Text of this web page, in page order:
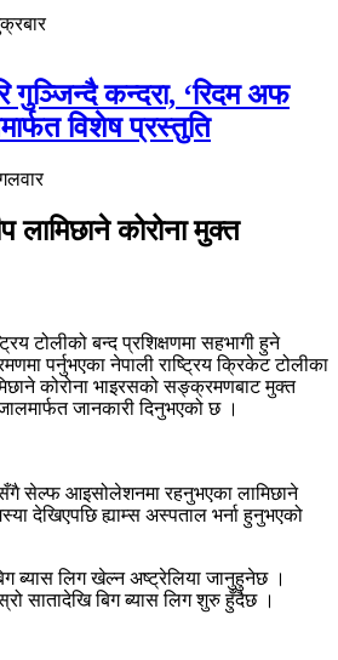
गुञ्जिन्दै कन्दरा, ‘रिदम अफ
विशेष प्रस्तुति
लामिछाने कोरोना मुक्त
टोलीको बन्द प्रशिक्षणमा सहभागी हुने
पर्नुभएका नेपाली राष्ट्रिय क्रिकेट टोलीका
कोरोना भाइरसको सङ्क्रमणबाट मुक्त
जानकारी दिनुभएको छ ।
सेल्फ आइसोलेशनमा रहनुभएका लामिछाने
देखिएपछि ह्याम्स अस्पताल भर्ना हुनुभएको
ब्यास लिग खेल्न अष्ट्रेलिया जानुहुनेछ ।
सातादेखि बिग ब्यास लिग शुरु हुँदैछ ।